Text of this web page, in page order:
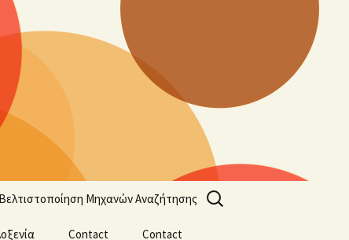
Βελτιστοποίηση Μηχανών Αναζήτησης
Contact Contact
Search
for: